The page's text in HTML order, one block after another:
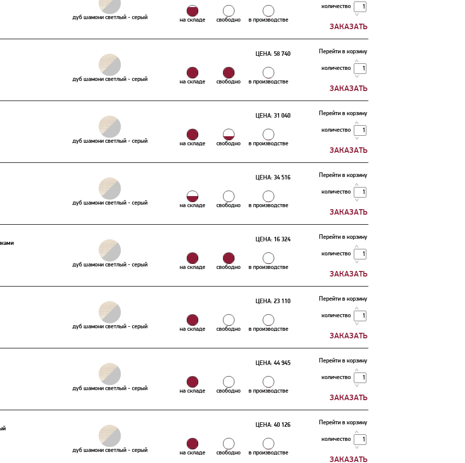
дуб шамони светлый - серый на складе свободно в производстве
количество
дуб шамони светлый - серый
ЦЕНА: 58 740
на складе свободно в производстве
Перейти в корзину
количество
дуб шамони светлый - серый
ЦЕНА: 31 040
на складе свободно в производстве
Перейти в корзину
количество
дуб шамони светлый - серый
ЦЕНА: 34 516
на складе свободно в производстве
Перейти в корзину
количество
дуб шамони светлый - серый
ЦЕНА: 16 324
на складе свободно в производстве
Перейти в корзину
количество
дуб шамони светлый - серый
ЦЕНА: 23 110
на складе свободно в производстве
Перейти в корзину
количество
дуб шамони светлый - серый
ЦЕНА: 44 945
на складе свободно в производстве
Перейти в корзину
количество
дуб шамони светлый - серый
ЦЕНА: 40 126
на складе свободно в производстве
Перейти в корзину
количество